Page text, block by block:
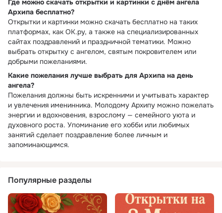
Где можно скачать открытки и картинки с днём ангела
Архипа бесплатно?
Открытки и картинки можно скачать бесплатно на таких
платформах, как ОК.ру, а также на специализированных
сайтах поздравлений и праздничной тематики. Можно
выбрать открытку с ангелом, святым покровителем или
добрыми пожеланиями.
Какие пожелания лучше выбрать для Архипа на день
ангела?
Пожелания должны быть искренними и учитывать характер
и увлечения именинника. Молодому Архипу можно пожелать
энергии и вдохновения, взрослому — семейного уюта и
духовного роста. Упоминание его хобби или любимых
занятий сделает поздравление более личным и
запоминающимся.
Популярные разделы